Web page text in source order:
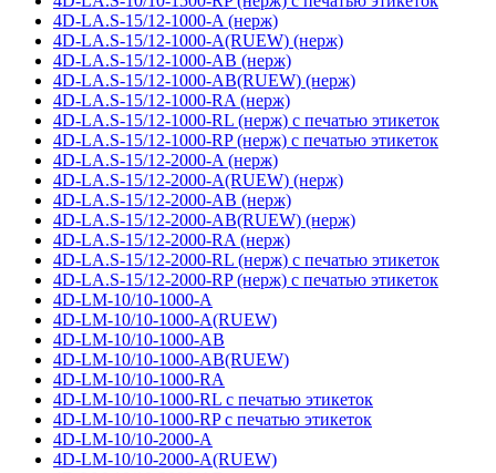
4D-LA.S-15/12-1000-A (нерж)
4D-LA.S-15/12-1000-A(RUEW) (нерж)
4D-LA.S-15/12-1000-AB (нерж)
4D-LA.S-15/12-1000-AB(RUEW) (нерж)
4D-LA.S-15/12-1000-RA (нерж)
4D-LA.S-15/12-1000-RL (нерж) с печатью этикеток
4D-LA.S-15/12-1000-RP (нерж) с печатью этикеток
4D-LA.S-15/12-2000-A (нерж)
4D-LA.S-15/12-2000-A(RUEW) (нерж)
4D-LA.S-15/12-2000-AB (нерж)
4D-LA.S-15/12-2000-AB(RUEW) (нерж)
4D-LA.S-15/12-2000-RA (нерж)
4D-LA.S-15/12-2000-RL (нерж) с печатью этикеток
4D-LA.S-15/12-2000-RP (нерж) с печатью этикеток
4D-LM-10/10-1000-A
4D-LM-10/10-1000-A(RUEW)
4D-LM-10/10-1000-AB
4D-LM-10/10-1000-AB(RUEW)
4D-LM-10/10-1000-RA
4D-LM-10/10-1000-RL с печатью этикеток
4D-LM-10/10-1000-RP с печатью этикеток
4D-LM-10/10-2000-A
4D-LM-10/10-2000-A(RUEW)